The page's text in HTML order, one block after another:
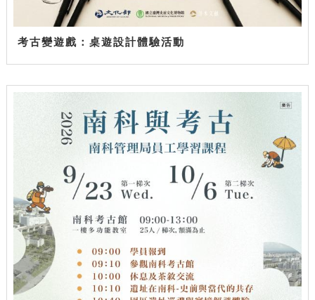
考古變遊戲：桌遊設計體驗活動